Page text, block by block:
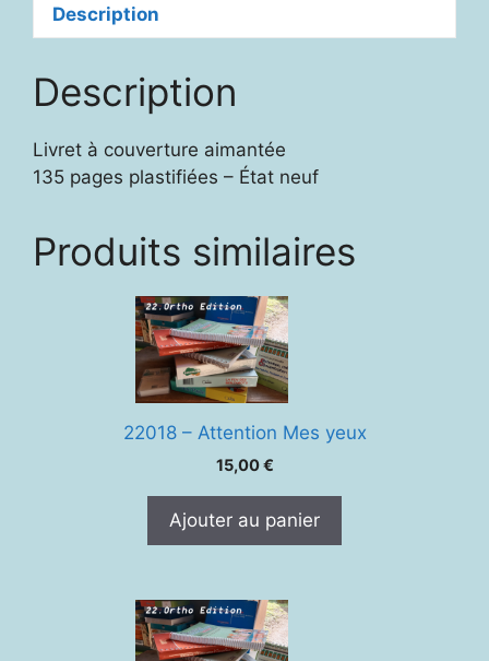
Description
Description
Livret à couverture aimantée
135 pages plastifiées – État neuf
Produits similaires
22018 – Attention Mes yeux
15,00€
Ajouter au panier